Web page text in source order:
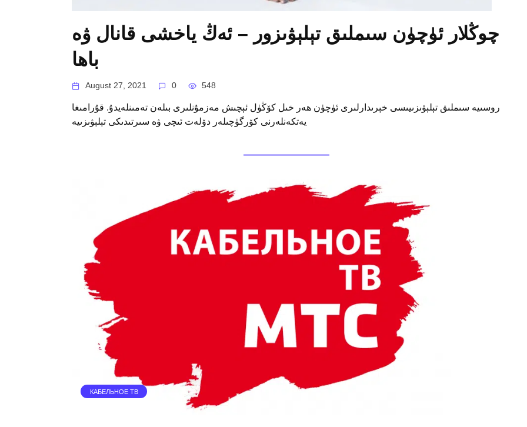
چوڭلار ئۈچۈن سىملىق تېلېۋىزور – ئەڭ ياخشى قانال ۋە
باھا
August 27, 2021 0 548
روسىيە سىملىق تېلېۋىزىيىسى خېرىدارلىرى ئۈچۈن ھەر خىل كۆڭۈل ئېچىش مەزمۇنلىرى بىلەن تەمىنلەيدۇ. قۇرامىغا
يەتكەنلەرنى كۆرگۈچىلەر دۆلەت ئىچى ۋە سىرتىدىكى تېلېۋىزىيە
КАБЕЛЬНОЕ ТВ